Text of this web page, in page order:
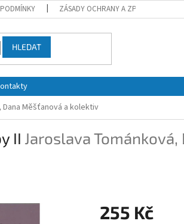
ZÁSADY OCHRANY A ZPRACOVÁNÍ
HLEDAT
Měšťanová a kolektiv
II Jaroslava
255 Kč